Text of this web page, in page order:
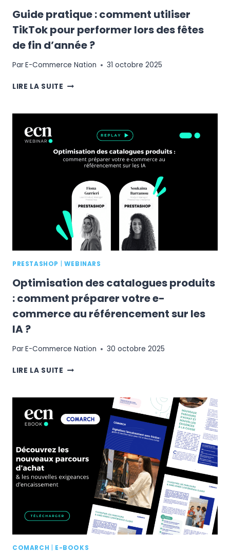
Guide pratique : comment utiliser
TikTok pour performer lors des fêtes
de fin d’année ?
ParE-Commerce Nation 31 octobre 2025
LIRE LA SUITE GUIDE
COMMENT
POUR
PERFORMER
FÊTES
FIN
D’ANNÉE
?
PRESTASHOP WEBINARS
Optimisation des catalogues produits
: comment préparer votre e-
commerce au référencement sur les
IA ?
ParE-Commerce Nation 30 octobre 2025
LIRE LA SUITE OPTIMISATION
PRODUITS
COMMENT
E-
COMMERCE
AU
RÉFÉRENCEMENT
IA
COMARCH E-BOOKS